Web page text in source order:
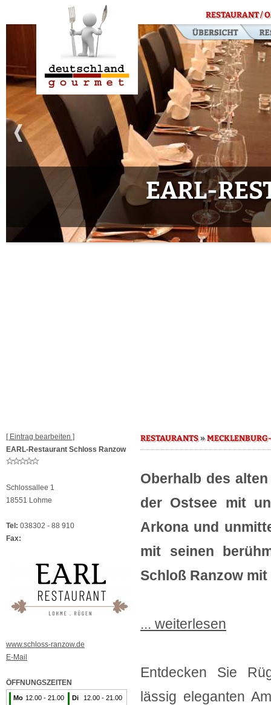
RESTAURANT /
EARL-
[ Eintrag bearbeiten ]
EARL-Restaurant Schloss Ranzow
Schlossallee 1
18551 Lohme
Tel: 038302 - 88 910
Fax:
www.schloss-ranzow.de
E-Mail
ÖFFNUNGSZEITEN
Mo 12.00 - 21.00 Di 12.00 - 21.00
RESTAURANTS»
Oberhalb des
der Ostsee mit
Arkona und
mit seinen
Schloß Ranzow
... weiterlesen
Entdecken Sie
lässig eleganten